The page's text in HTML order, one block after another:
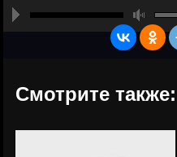
Смотрите также: